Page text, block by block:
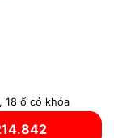
18 ổ có khóa